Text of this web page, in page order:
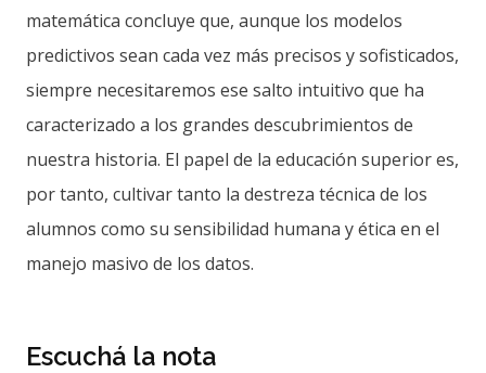
matemática concluye que, aunque los modelos
predictivos sean cada vez más precisos y sofisticados,
siempre necesitaremos ese salto intuitivo que ha
caracterizado a los grandes descubrimientos de
nuestra historia. El papel de la educación superior es,
por tanto, cultivar tanto la destreza técnica de los
alumnos como su sensibilidad humana y ética en el
manejo masivo de los datos.
Escuchá la nota